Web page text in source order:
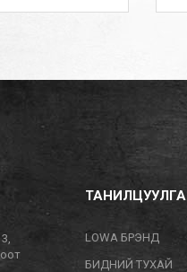
ТАНИЛЦУУЛГА
LOWA БРЭНД
БИДНИЙ ТУХАЙ